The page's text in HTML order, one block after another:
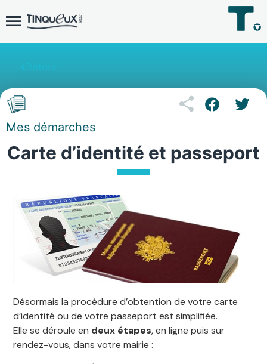
Mes démarches
Carte d’identité et passeport
Désormais la procédure d’obtention de votre carte
d’identité ou de votre passeport est simplifiée.
Elle se déroule en deux étapes, en ligne puis sur
rendez-vous, dans votre mairie :